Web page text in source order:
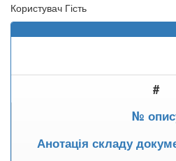
Користувач Гість
#
№
Анотація складу